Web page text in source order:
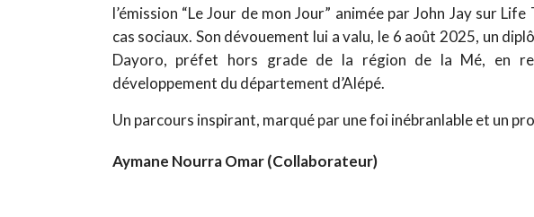
l’émission “Le Jour de mon Jour” animée par John Jay sur
cas sociaux. Son dévouement lui a valu, le 6 août 2025, un
Dayoro, préfet hors grade de la région de la Mé, en
développement du département d’Alépé.
Un parcours inspirant, marqué par une foi inébranlable et un
Aymane Nourra Omar (Collaborateur)